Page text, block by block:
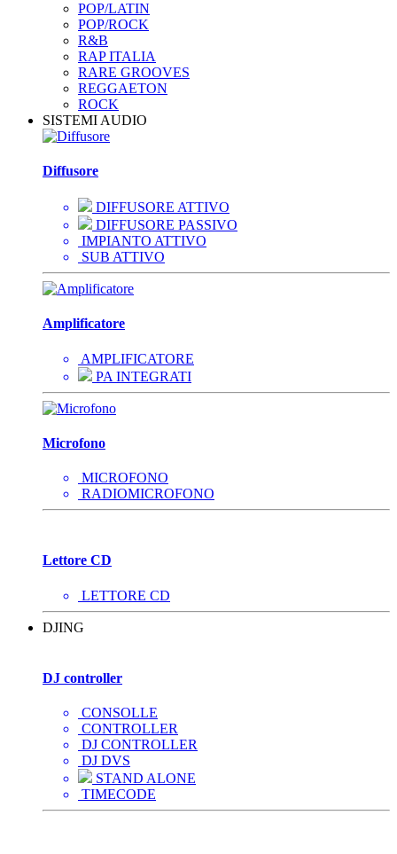
POP/LATIN
POP/ROCK
R&B
RAP ITALIA
RARE GROOVES
REGGAETON
ROCK
SISTEMI AUDIO
Diffusore
DIFFUSORE ATTIVO
DIFFUSORE PASSIVO
IMPIANTO ATTIVO
SUB ATTIVO
Amplificatore
AMPLIFICATORE
PA INTEGRATI
Microfono
MICROFONO
RADIOMICROFONO
Lettore CD
LETTORE CD
DJING
DJ controller
CONSOLLE
CONTROLLER
DJ CONTROLLER
DJ DVS
STAND ALONE
TIMECODE